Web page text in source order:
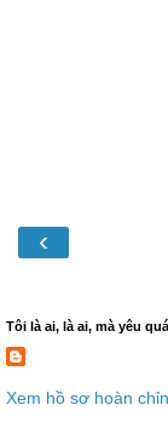
‹
Tôi là ai, là ai, mà yêu
Xem hồ sơ hoàn